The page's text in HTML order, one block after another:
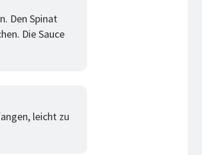
Den Spinat
Die Sauce
leicht zu